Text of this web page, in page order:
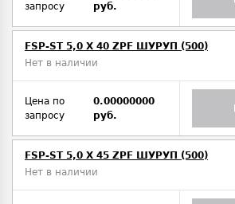
запросу
руб.
FSP-ST 5,0 X 40 ZPF ШУРУП (500)
Нет в наличии
Цена по
запросу
0.00000000
руб.
FSP-ST 5,0 X 45 ZPF ШУРУП (500)
Нет в наличии